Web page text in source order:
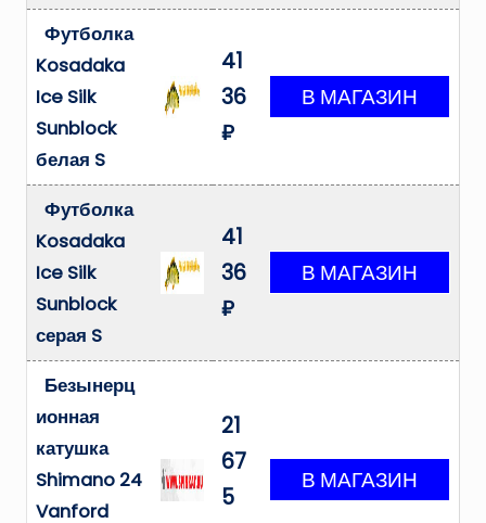
Футболка
Kosadaka
Ice Silk
Sunblock
белая S
41
36
₽
Футболка
Kosadaka
Ice Silk
Sunblock
серая S
41
36
₽
Безынерц
ионная
катушка
Shimano 24
Vanford
21
67
5